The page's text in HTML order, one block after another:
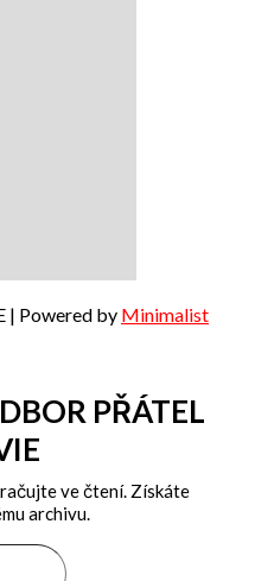
| Powered by Minimalist
PŘÁTEL
ve čtení. Získáte
archivu.